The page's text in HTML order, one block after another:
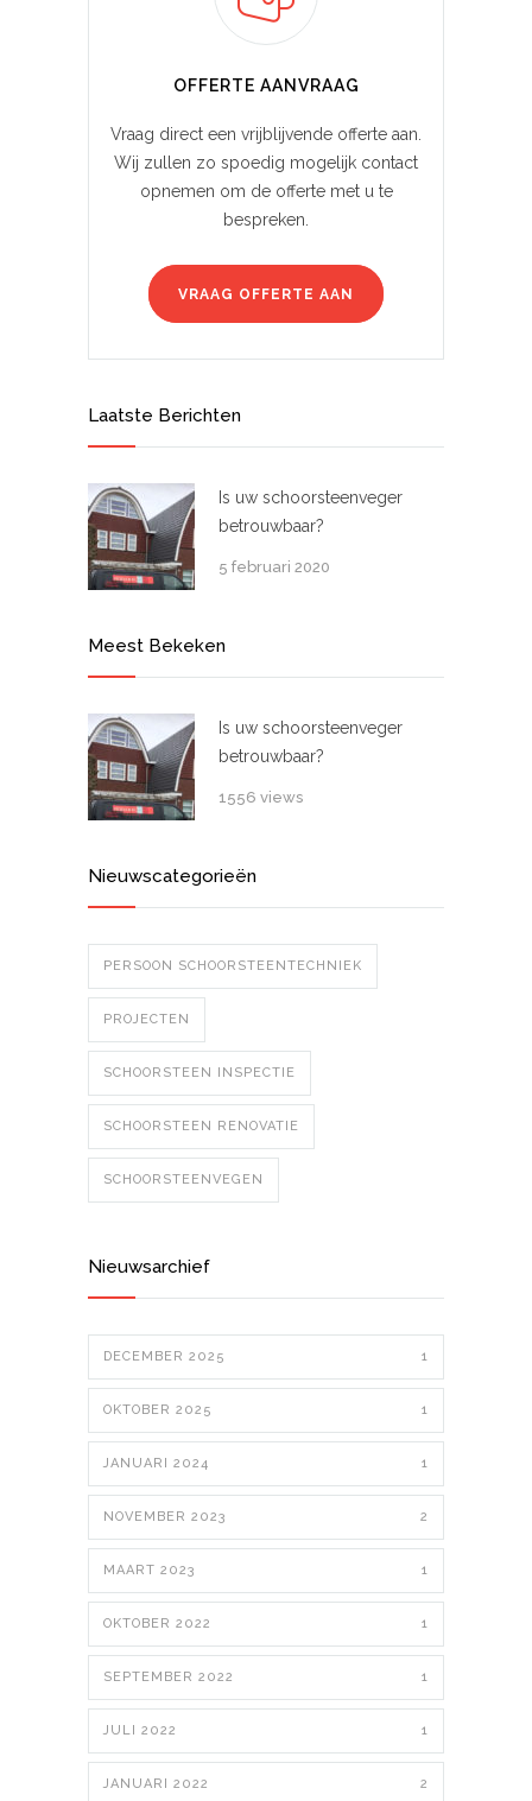
OFFERTE AANVRAAG
Vraag direct een vrijblijvende offerte aan.
Wij zullen zo spoedig mogelijk contact
opnemen om de offerte met u te
bespreken.
VRAAG OFFERTE AAN
Laatste Berichten
Is uw schoorsteenveger
betrouwbaar?
5 februari 2020
Meest Bekeken
Is uw schoorsteenveger
betrouwbaar?
1556 views
Nieuwscategorieën
PERSOON SCHOORSTEENTECHNIEK
PROJECTEN
SCHOORSTEEN INSPECTIE
SCHOORSTEEN RENOVATIE
SCHOORSTEENVEGEN
Nieuwsarchief
DECEMBER 2025 1
OKTOBER 2025 1
JANUARI 2024 1
NOVEMBER 2023 2
MAART 2023 1
OKTOBER 2022 1
SEPTEMBER 2022 1
JULI 2022 1
JANUARI 2022 2